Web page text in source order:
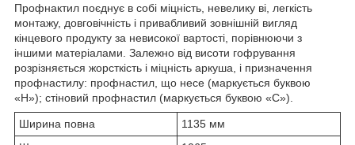
Профнактил поєднує в собі міцність, невелику ві, легкість
монтажу, довговічність і привабливий зовнішній вигляд
кінцевого продукту за невисокої вартості, порівнюючи з
іншими матеріалами. Залежно від висоти гофрування
розрізняється жорсткість і міцність аркуша, і призначення
профнастилу: профнастил, що несе (маркується буквою
«Н»); стіновий профнастил (маркується буквою «С»).
Ширина повна
1135 мм